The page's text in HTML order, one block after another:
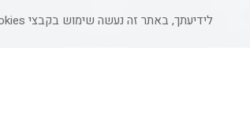
קראון פלאזה
לידיעתך, באתר זה נעשה שימוש בקבצי Cookies המשך גלישה באתר מהווה הסכמה לשימוש זה, למידע נוסף ניתן לעיין